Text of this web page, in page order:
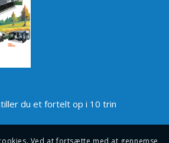
du et fortelt op i 10 trin